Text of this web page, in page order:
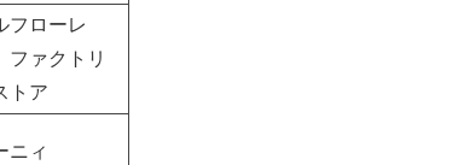
フローレ
ァクトリ
トア
ニィ